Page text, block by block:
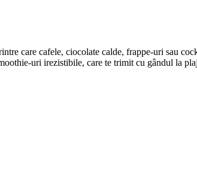
care cafele, ciocolate calde, frappe-uri sau
uri irezistibile, care te trimit cu gândul la